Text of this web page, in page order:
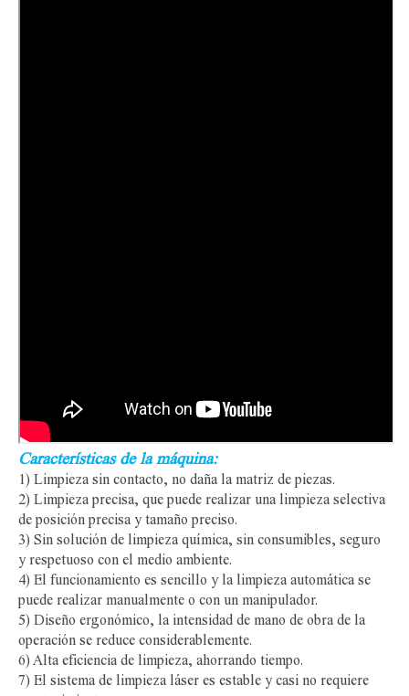
Características de la máquina:
1) Limpieza sin contacto, no daña la matriz de piezas.
2) Limpieza precisa, que puede realizar una limpieza selectiva
de posición precisa y tamaño preciso.
3) Sin solución de limpieza química, sin consumibles, seguro
y respetuoso con el medio ambiente.
4) El funcionamiento es sencillo y la limpieza automática se
puede realizar manualmente o con un manipulador.
5) Diseño ergonómico, la intensidad de mano de obra de la
operación se reduce considerablemente.
6) Alta eficiencia de limpieza, ahorrando tiempo.
7) El sistema de limpieza láser es estable y casi no requiere